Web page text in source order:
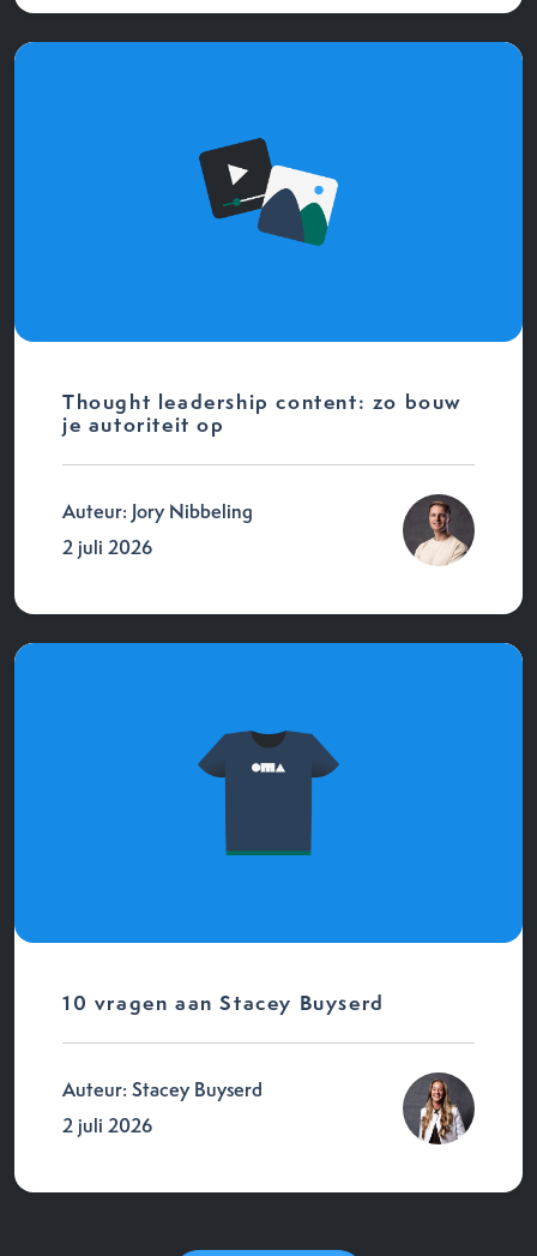
Thought leadership content: zo bouw
je autoriteit op
Auteur: Jory Nibbeling
2 juli 2026
10 vragen aan Stacey Buyserd
Auteur: Stacey Buyserd
2 juli 2026